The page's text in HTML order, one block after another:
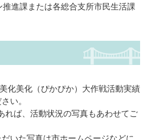
進課または各総合支所市民生活課
美化（ぴかぴか）大作戦活動実績
い。
活動状況の写真もあわせてご